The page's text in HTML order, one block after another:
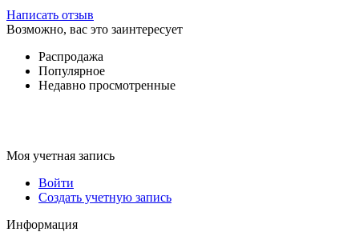
Написать отзыв
Возможно, вас это заинтересует
Распродажа
Популярное
Недавно просмотренные
Моя учетная запись
Войти
Создать учетную запись
Информация